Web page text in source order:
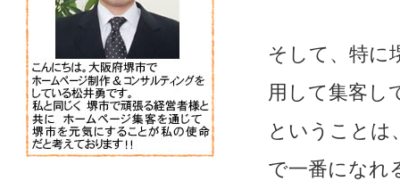
そして、特に
用して集客し
ということは
で一番になれ